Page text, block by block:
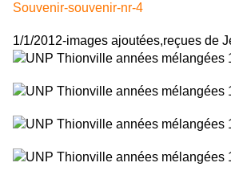
Souvenir-souvenir-nr-4
1/1/2012-images ajoutées,reçues de